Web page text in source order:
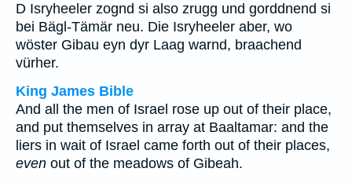
D Isryheeler zognd si also zrugg und gorddnend si
bei Bägl-Tämär neu. Die Isryheeler aber, wo
wöster Gibau eyn dyr Laag warnd, braachend
vürher.
King James Bible
And all the men of Israel rose up out of their place,
and put themselves in array at Baaltamar: and the
liers in wait of Israel came forth out of their places,
even out of the meadows of Gibeah.